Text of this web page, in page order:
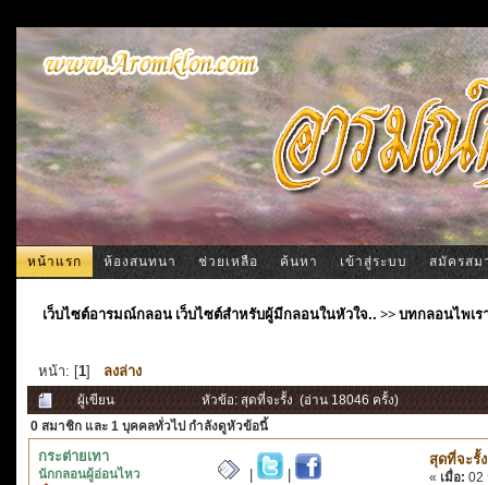
หน้าแรก ห้องสนทนา ช่วยเหลือ ค้นหา เข้าสู่ระบบ สมัครสม
เว็บไซต์อารมณ์กลอน เว็บไซต์สำหรับผู้มีกลอนในหัวใจ.. >>บทกลอนไพเร
หน้า: [1] ลงล่าง
ผู้เขียน
หัวข้อ: สุดที่จะรั้ง (อ่าน 18046 ครั้ง)
0 สมาชิก และ 1 บุคคลทั่วไป กำลังดูหัวข้อนี้
กระต่ายเทา
นักกลอนผู้อ่อนไหว
สุดที่จะรั้ง
« เมื่อ: 02